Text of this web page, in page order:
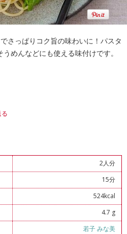
でさっぱりコク旨の味わいに！パスタ
めんなどにも使える味付けです。
2人分
15分
524kcal
4.7 g
若子 みな美